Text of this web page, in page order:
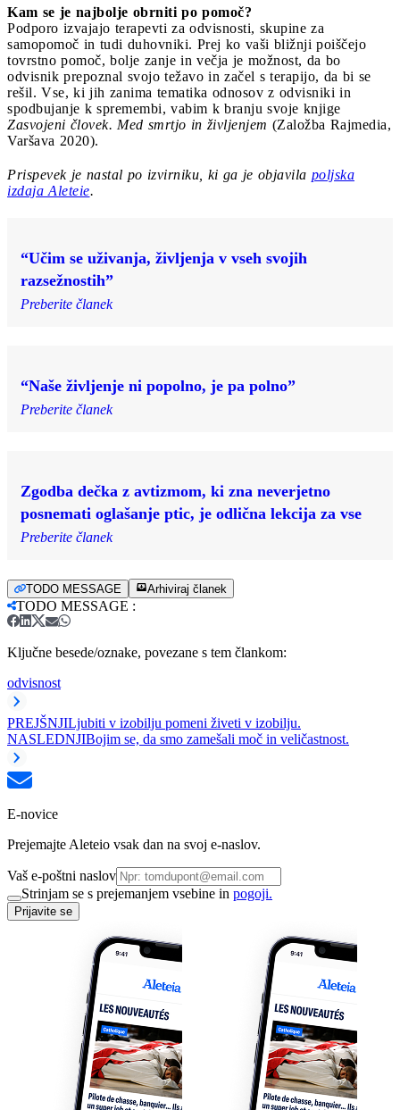
Kam se je najbolje obrniti po pomoč?
Podporo izvajajo terapevti za odvisnosti, skupine za
samopomoč in tudi duhovniki. Prej ko vaši bližnji poiščejo
tovrstno pomoč, bolje zanje in večja je možnost, da bo
odvisnik prepoznal svojo težavo in začel s terapijo, da bi se
rešil. Vse, ki jih zanima tematika odnosov z odvisniki in
spodbujanje k spremembi, vabim k branju svoje knjige
Zasvojeni človek. Med smrtjo in življenjem (Založba Rajmedia,
Varšava 2020).
Prispevek je nastal po izvirniku, ki ga je objavila poljska
izdaja Aleteie.
“Učim se uživanja, življenja v vseh svojih
razsežnostih”
Preberite članek
“Naše življenje ni popolno, je pa polno”
Preberite članek
Zgodba dečka z avtizmom, ki zna neverjetno
posnemati oglašanje ptic, je odlična lekcija za vse
Preberite članek
TODO MESSAGE Arhiviraj članek
TODO MESSAGE :
Ključne besede/oznake, povezane s tem člankom:
odvisnost
PREJŠNJILjubiti v izobilju pomeni živeti v izobilju.
NASLEDNJIBojim se, da smo zamešali moč in veličastnost.
E-novice
Prejemajte Aleteio vsak dan na svoj e-naslov.
Vaš e-poštni naslov
Strinjam se s prejemanjem vsebine in pogoji.
Prijavite se